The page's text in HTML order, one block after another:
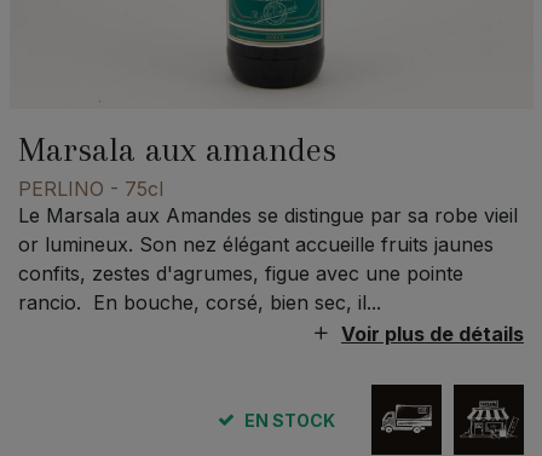
Marsala aux amandes
PERLINO - 75cl
Le Marsala aux Amandes se distingue par sa robe vieil
or lumineux. Son nez élégant accueille fruits jaunes
confits, zestes d'agrumes, figue avec une pointe
rancio. En bouche, corsé, bien sec, il...
Voir plus de détails
EN STOCK